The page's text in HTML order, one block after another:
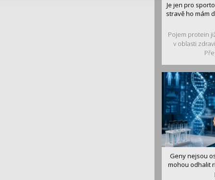
Je jen pro
stravě ho mám
Pojem protein
v oblasti
Geny nejsou
mohou odhalit